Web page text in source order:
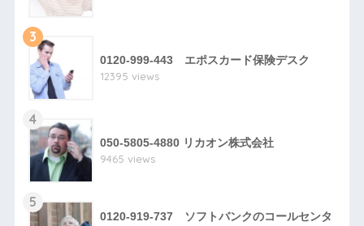
3
0120-999-443 エポスカード保険デスク
12395 views
4
050-5805-4880 リカオン株式会社
9465 views
5
0120-919-737 ソフトバンクのコールセンタ